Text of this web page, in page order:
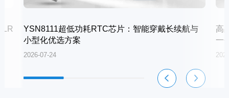
YSN8111超低功耗RTC芯片：智能穿戴长续航与
小型化优选方案
2026-07-24
高
一